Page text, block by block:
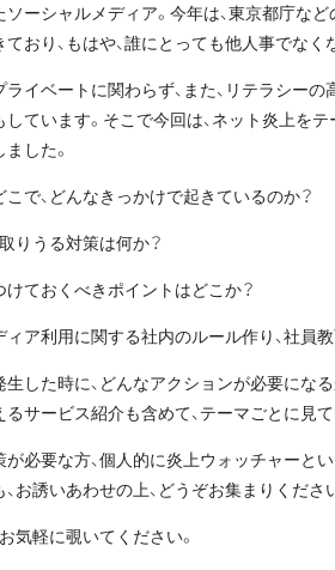
ーシャルメディア。今年は、東京都庁な
おり、もはや、誰にとっても他人事でなく
ライベートに関わらず、また、リテラシー
ています。そこで今回は、ネット炎上を
した。
こで、どんなきっかけで起きているのか？
りうる対策は何か？
けておくべきポイントはどこか？
ア利用に関する社内のルール作り、社員教
した時に、どんなアクションが必要になる
サービス紹介も含めて、テーマごとに見て
必要な方、個人的に炎上ウォッチャーとい
お誘いあわせの上、どうぞお集まりくださ
気軽に覗いてください。